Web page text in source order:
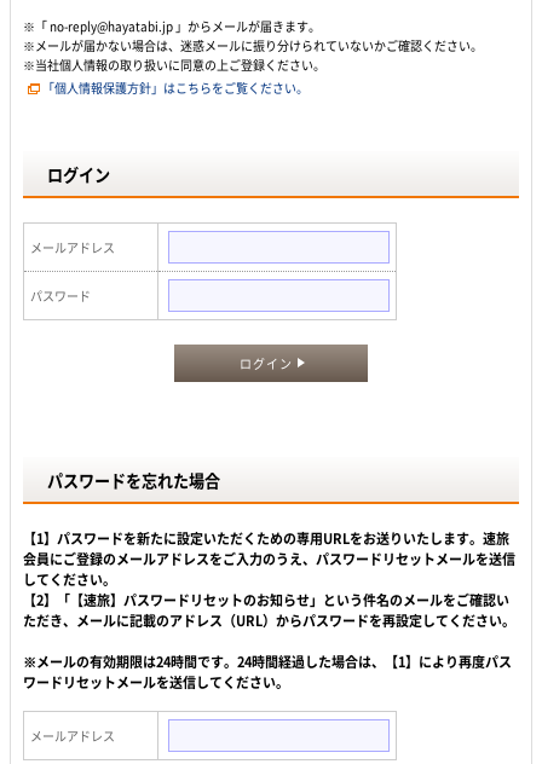
※「 no-reply@hayatabi.jp 」からメールが届きます。
※メールが届かない場合は、迷惑メールに振り分けられていないかご確認ください。
※当社個人情報の取り扱いに同意の上ご登録ください。
「個人情報保護方針」はこちらをご覧ください。
ログイン
メールアドレス
パスワード
ログイン
パスワードを忘れた場合
【1】パスワードを新たに設定いただくための専用URLをお送りいたします。速旅
会員にご登録のメールアドレスをご入力のうえ、パスワードリセットメールを送信
してください。
【2】「【速旅】パスワードリセットのお知らせ」という件名のメールをご確認い
ただき、メールに記載のアドレス（URL）からパスワードを再設定してください。
※メールの有効期限は24時間です。24時間経過した場合は、【1】により再度パス
ワードリセットメールを送信してください。
メールアドレス